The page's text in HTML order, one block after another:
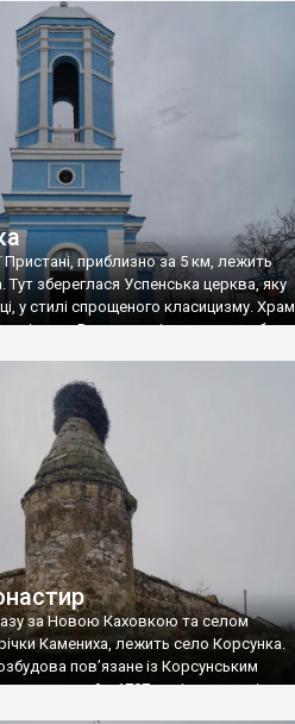
В кінці 19 та на початку 20 століть
Фальц-Фейн, брат Фрідріха – […]
Пристані, приблизно за 5 км, лежить
Тут збереглася Успенська церква, яку
у стилі спрощеного класицизму. Храм
В радянські часи церкву було
за Новою Каховкою та селом
Камениха, лежить село Корсунка.
пов’язане із Корсунським
закладений у 1787 році в урочищі